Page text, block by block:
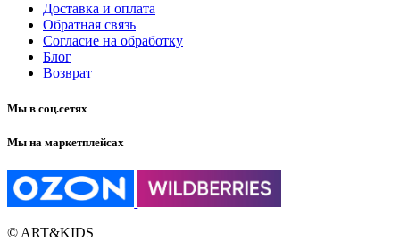
Доставка и оплата
Обратная связь
Согласие на обработку
Блог
Возврат
Мы в соц.сетях
Мы на маркетплейсах
© ART&KIDS